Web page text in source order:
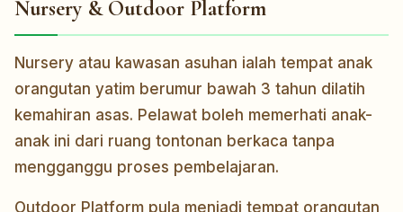
Nursery & Outdoor Platform
Nursery atau kawasan asuhan ialah tempat anak
orangutan yatim berumur bawah 3 tahun dilatih
kemahiran asas. Pelawat boleh memerhati anak-
anak ini dari ruang tontonan berkaca tanpa
mengganggu proses pembelajaran.
Outdoor Platform pula menjadi tempat orangutan